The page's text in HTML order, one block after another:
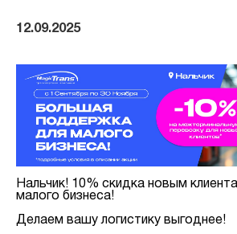
12.09.2025
Нальчик! 10% скидка новым
малого бизнеса!
Делаем вашу логистику выгоднее!